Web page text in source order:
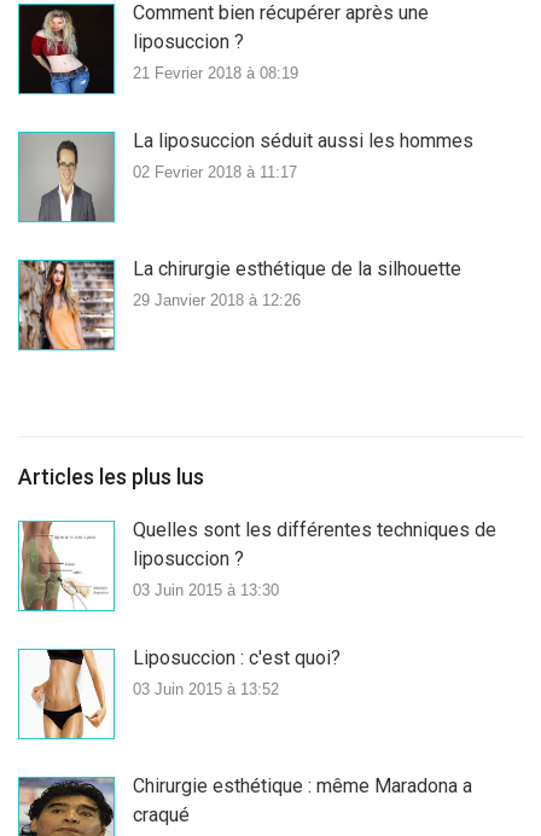
Comment bien récupérer après une
liposuccion ?
21 Fevrier 2018 à 08:19
La liposuccion séduit aussi les hommes
02 Fevrier 2018 à 11:17
La chirurgie esthétique de la silhouette
29 Janvier 2018 à 12:26
Articles les plus lus
Quelles sont les différentes techniques de
liposuccion ?
03 Juin 2015 à 13:30
Liposuccion : c'est quoi?
03 Juin 2015 à 13:52
Chirurgie esthétique : même Maradona a
craqué